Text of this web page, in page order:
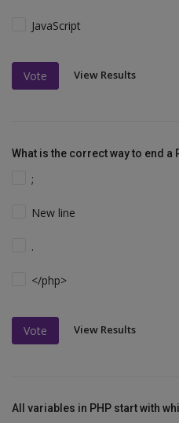
JavaScript
Vote View Results
What is the correct way to end a
;
New line
.
</php>
Vote View Results
All variables in PHP start with